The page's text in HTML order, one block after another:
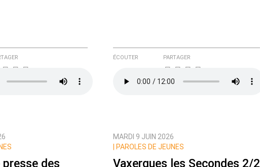
de tous les nouveaux commentaires de cette discussion par email
ÉCOUTER PARTAGER
presse des
MARDI 9 JUIN 2026
PAROLES DE JEUNES
Vaxergues les Secondes 2/2